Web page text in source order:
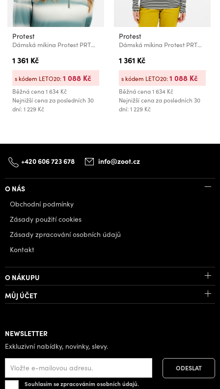
Protest
Dámská mikina Protest PRTNOON
1 361 Kč
Běžná cena1 634 Kč
Nejnižší cena za posledních 30
dní: 1 229 Kč
s kódem LETO20:1 088 Kč
Protest
Dámská mikina Protest PRTNOON
1 361 Kč
Běžná cena1 634 Kč
Nejnižší cena za posledních 30
dní: 1 229 Kč
s kódem LETO20:1 088 Kč
+420 606 723 678 info@zoot.cz
O NÁS
Obchodní podmínky
Zásady použití cookies
Zásady zpracování osobních údajů
Kontakt
O NÁKUPU
MŮJ ÚČET
NEWSLETTER
Exkluzivní nabídky, novinky, slevy.
Souhlasím se zpracováním osobních údajů.